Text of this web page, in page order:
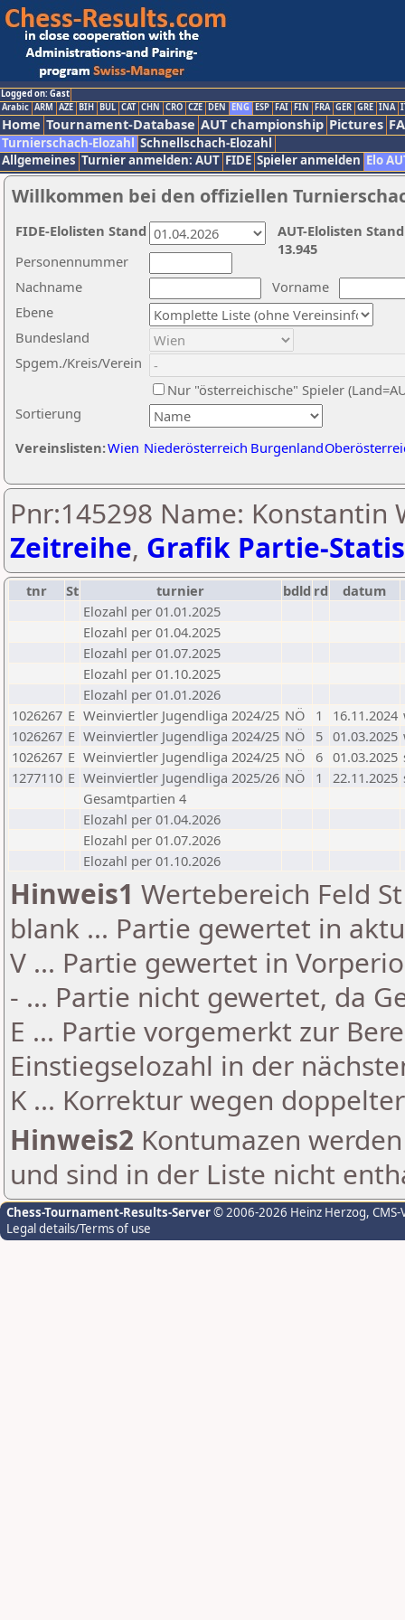
Logged on: Gast
Arabic ARM AZE BIH BUL CAT CHN CRO CZE DEN ENG ESP FAI FIN FRA GER GRE INA
Home Tournament-Database AUT championship Pictures
Turnierschach-Elozahl Schnellschach-Elozahl
Allgemeines Turnier anmelden: AUT FIDE Spieler anmelden Elo
Willkommen bei den offiziellen
Nachname
Vorname
Ebene
Sortierung
Personennummer
Bundesland
Spgem./Kreis/Verein
Nur "österreichische" Spieler
Vereinslisten:Wien Niederösterreich Burgenland
AUT-Elolisten
13.945
FIDE-Elolisten Stand
Pnr:145298 Name: Konstantin
Zeitreihe, Grafik Partie-
tnr St turnier bdld rd
datum
Elozahl per 01.01.2025
Elozahl per 01.04.2025
Elozahl per 01.07.2025
Elozahl per 01.10.2025
Elozahl per 01.01.2026
1026267 E Weinviertler Jugendliga 2024/25 NÖ 1 16.11.2024
1026267 E Weinviertler Jugendliga 2024/25 NÖ 5 01.03.2025
1026267 E Weinviertler Jugendliga 2024/25 NÖ 6 01.03.2025
1277110 E Weinviertler Jugendliga 2025/26 NÖ 1 22.11.2025
Gesamtpartien 4
Elozahl per 01.04.2026
Elozahl per 01.07.2026
Elozahl per 01.10.2026
Hinweis1 Wertebereich Feld
blank ... Partie gewertet in
V ... Partie gewertet in
- ... Partie nicht gewertet, da
E ... Partie vorgemerkt zur
Einstiegselozahl in der
K ... Korrektur wegen
Hinweis2 Kontumazen
und sind in der Liste nicht
Chess-Tournament-Results-Server© 2006-2026 Heinz Herzog,
Legal details/Terms of use